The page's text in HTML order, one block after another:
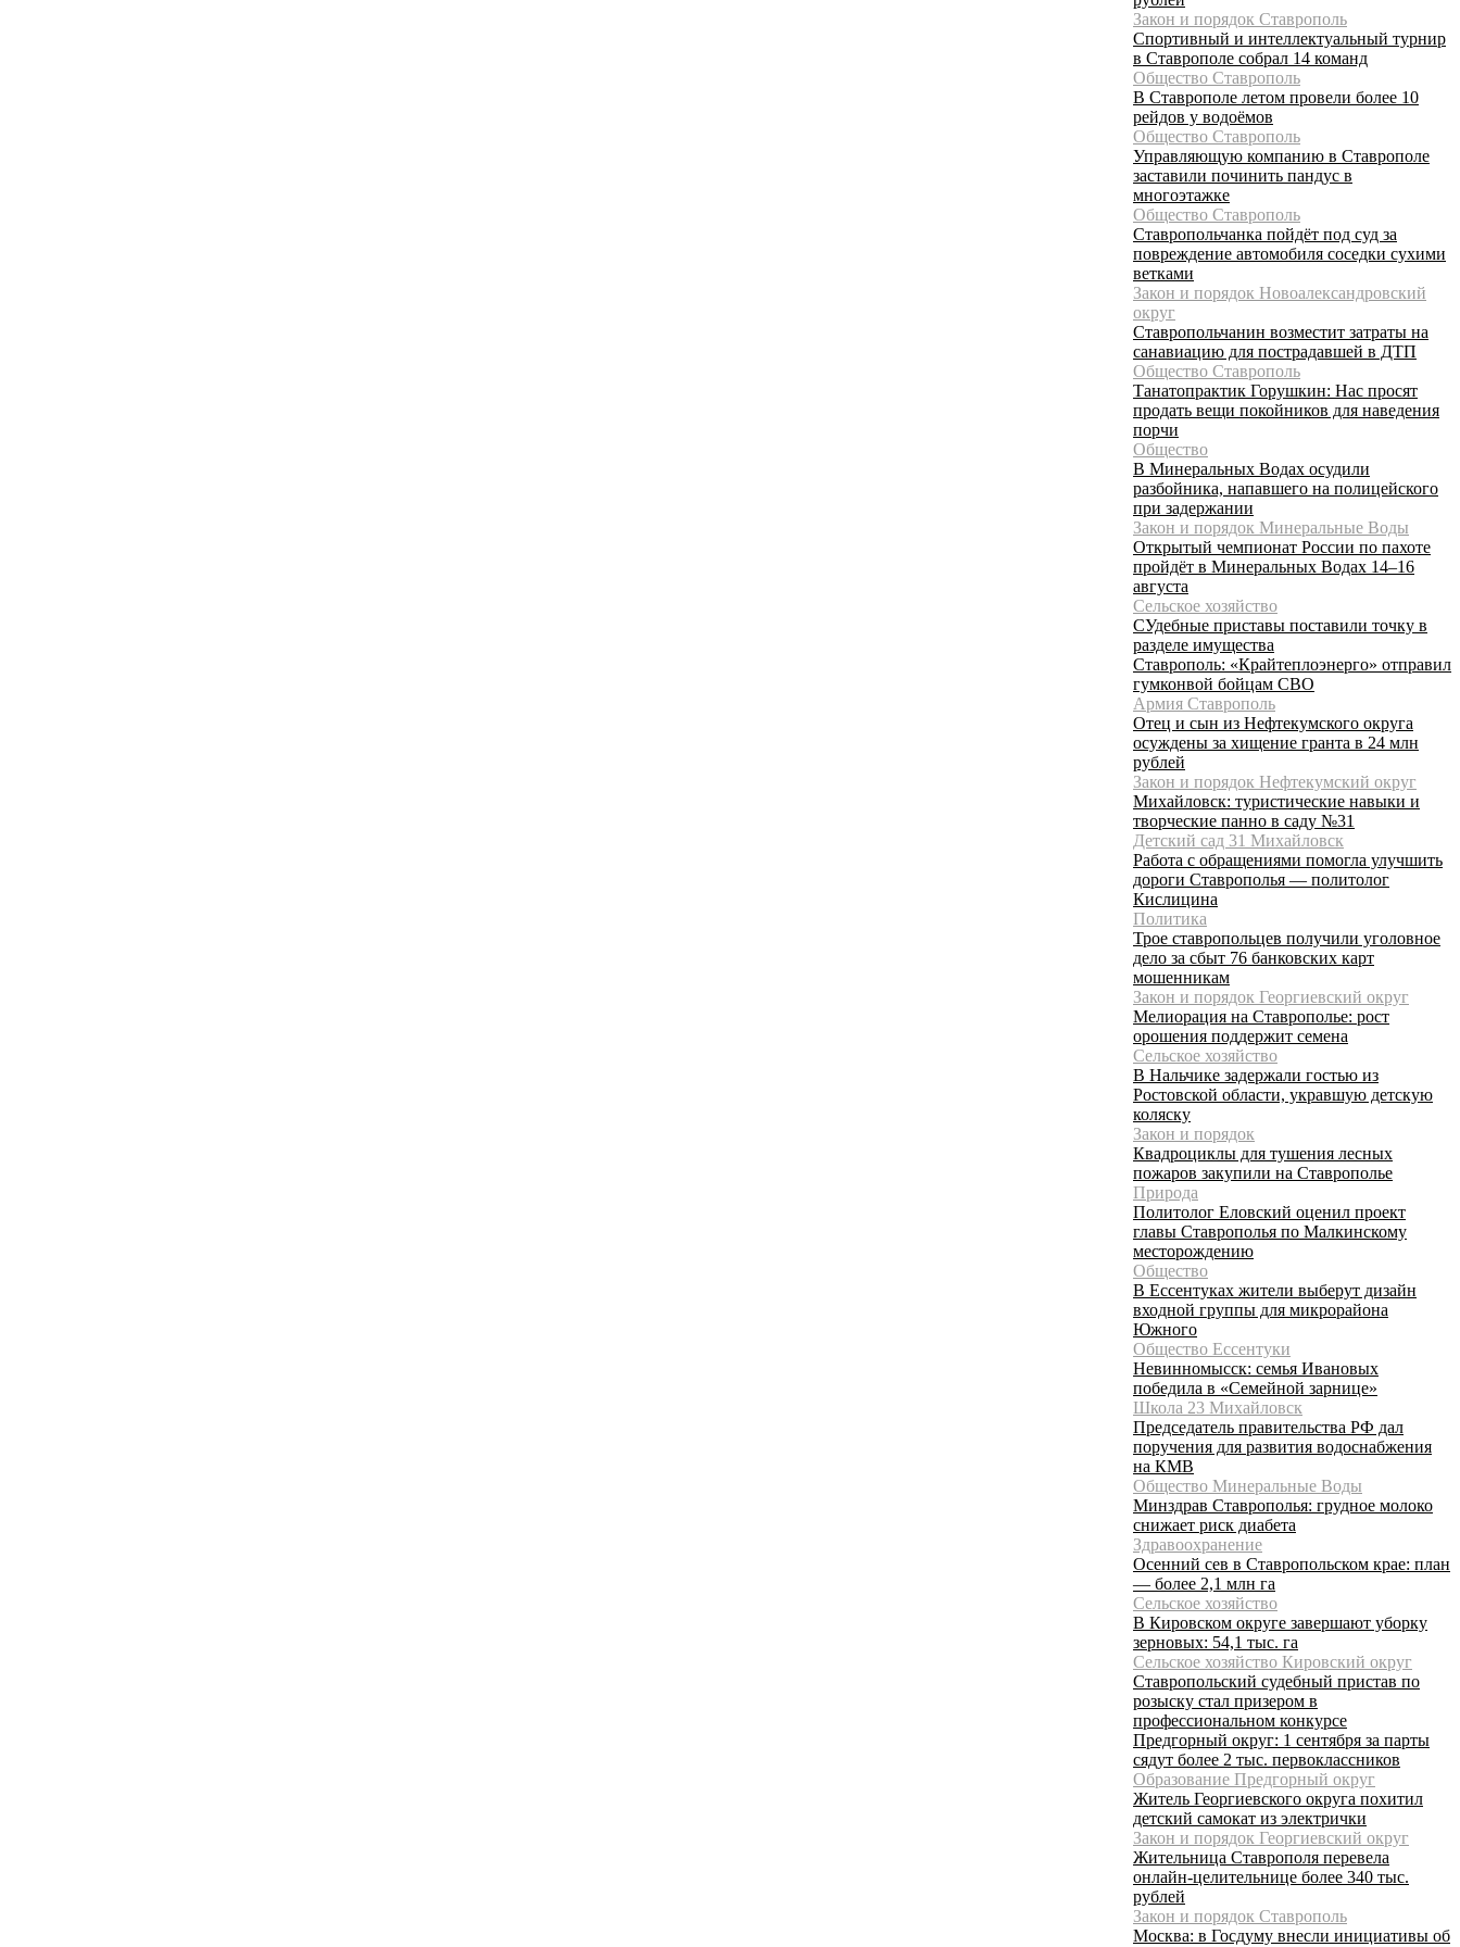
Закон и порядок Ставрополь
Спортивный и интеллектуальный турнир
в Ставрополе собрал 14 команд
Общество Ставрополь
В Ставрополе летом провели более 10
рейдов у водоёмов
Общество Ставрополь
Управляющую компанию в Ставрополе
заставили починить пандус в
многоэтажке
Общество Ставрополь
Ставропольчанка пойдёт под суд за
повреждение автомобиля соседки сухими
ветками
Закон и порядок Новоалександровский
округ
Ставропольчанин возместит затраты на
санавиацию для пострадавшей в ДТП
Общество Ставрополь
Танатопрактик Горушкин: Нас просят
продать вещи покойников для наведения
порчи
Общество
В Минеральных Водах осудили
разбойника, напавшего на полицейского
при задержании
Закон и порядок Минеральные Воды
Открытый чемпионат России по пахоте
пройдёт в Минеральных Водах 14–16
августа
Сельское хозяйство
СУдебные приставы поставили точку в
разделе имущества
Ставрополь: «Крайтеплоэнерго» отправил
гумконвой бойцам СВО
Армия Ставрополь
Отец и сын из Нефтекумского округа
осуждены за хищение гранта в 24 млн
рублей
Закон и порядок Нефтекумский округ
Михайловск: туристические навыки и
творческие панно в саду №31
Детский сад 31 Михайловск
Работа с обращениями помогла улучшить
дороги Ставрополья — политолог
Кислицина
Политика
Трое ставропольцев получили уголовное
дело за сбыт 76 банковских карт
мошенникам
Закон и порядок Георгиевский округ
Мелиорация на Ставрополье: рост
орошения поддержит семена
Сельское хозяйство
В Нальчике задержали гостью из
Ростовской области, укравшую детскую
коляску
Закон и порядок
Квадроциклы для тушения лесных
пожаров закупили на Ставрополье
Природа
Политолог Еловский оценил проект
главы Ставрополья по Малкинскому
месторождению
Общество
В Ессентуках жители выберут дизайн
входной группы для микрорайона
Южного
Общество Ессентуки
Невинномысск: семья Ивановых
победила в «Семейной зарнице»
Школа 23 Михайловск
Председатель правительства РФ дал
поручения для развития водоснабжения
на КМВ
Общество Минеральные Воды
Минздрав Ставрополья: грудное молоко
снижает риск диабета
Здравоохранение
Осенний сев в Ставропольском крае: план
— более 2,1 млн га
Сельское хозяйство
В Кировском округе завершают уборку
зерновых: 54,1 тыс. га
Сельское хозяйство Кировский округ
Ставропольский судебный пристав по
розыску стал призером в
профессиональном конкурсе
Предгорный округ: 1 сентября за парты
сядут более 2 тыс. первоклассников
Образование Предгорный округ
Житель Георгиевского округа похитил
детский самокат из электрички
Закон и порядок Георгиевский округ
Жительница Ставрополя перевела
онлайн-целительнице более 340 тыс.
рублей
Закон и порядок Ставрополь
Москва: в Госдуму внесли инициативы об